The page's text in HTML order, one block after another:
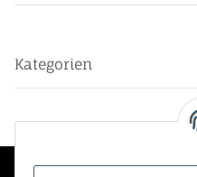
Kategorien